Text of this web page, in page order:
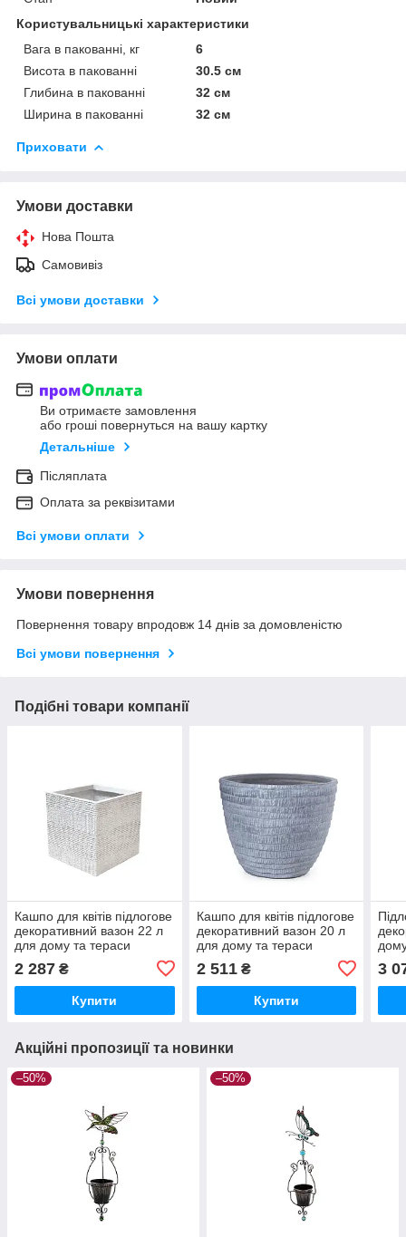
Користувальницькі характеристики
Вага в пакованні, кг
6
Висота в пакованні
30.5 см
Глибина в пакованні
32 см
Ширина в пакованні
32 см
Приховати
Умови доставки
Нова Пошта
Самовивіз
Всі умови доставки
Умови оплати
Ви отримаєте замовлення
або гроші повернуться на вашу картку
Детальніше
Післяплата
Оплата за реквізитами
Всі умови оплати
Умови повернення
Повернення товару впродовж 14 днів за домовленістю
Всі умови повернення
Подібні товари компанії
Кашпо для квітів підлогове
декоративний вазон 22 л
для дому та тераси
2 287 ₴
Купити
Кашпо для квітів підлогове
декоративний вазон 20 л
для дому та тераси
2 511₴
Купити
3
Акційні пропозиції та новинки
–50% –50%